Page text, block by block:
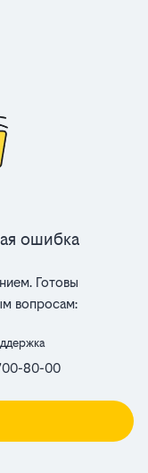
ошибка
Готовы
вопросам:
80-00